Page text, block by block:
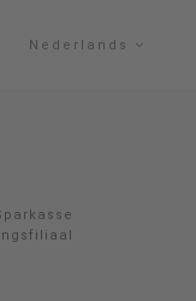
Nederlands